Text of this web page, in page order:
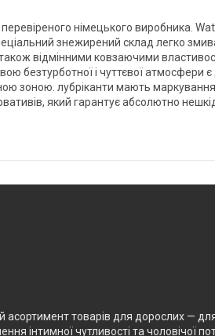
німецького виробника.
знежирений склад легко
відмінними ковзаючими
безтурботної і чуттєвої
зоною. лубріканти мають
який гарантує абсолютно
товарів для дорослих — для
інтимної чутливості та чоловічої